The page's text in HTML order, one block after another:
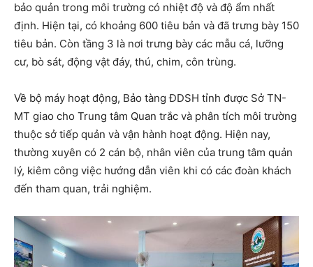
bảo quản trong môi trường có nhiệt độ và độ ẩm nhất
định. Hiện tại, có khoảng 600 tiêu bản và đã trưng bày 150
tiêu bản. Còn tầng 3 là nơi trưng bày các mẫu cá, lưỡng
cư, bò sát, động vật đáy, thú, chim, côn trùng.
Về bộ máy hoạt động, Bảo tàng ĐDSH tỉnh được Sở TN-
MT giao cho Trung tâm Quan trắc và phân tích môi trường
thuộc sở tiếp quản và vận hành hoạt động. Hiện nay,
thường xuyên có 2 cán bộ, nhân viên của trung tâm quản
lý, kiêm công việc hướng dẫn viên khi có các đoàn khách
đến tham quan, trải nghiệm.